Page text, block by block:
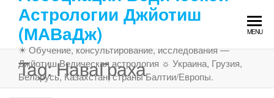
content
Астрологии Джйотиш
(МАВаДж)
☀ Обучение, консультирование, исследования —
Джйотиш Ведическая астрология ☼ Украина, Грузия,
Беларусь, Казахстан, страны Балтии/Европы.
MENU
Tag:НаваГраха